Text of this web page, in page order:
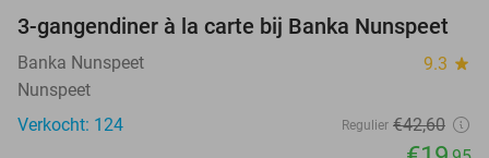
53%
3-gangendiner à la carte bij Banka Nunspeet
Banka Nunspeet 9.3 star
Nunspeet
Verkocht: 124
Regulier €42,60